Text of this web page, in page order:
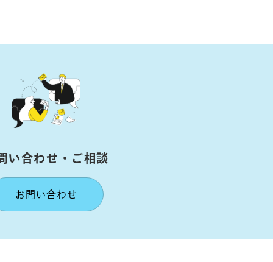
い合わせ・ご相談
お問い合わせ